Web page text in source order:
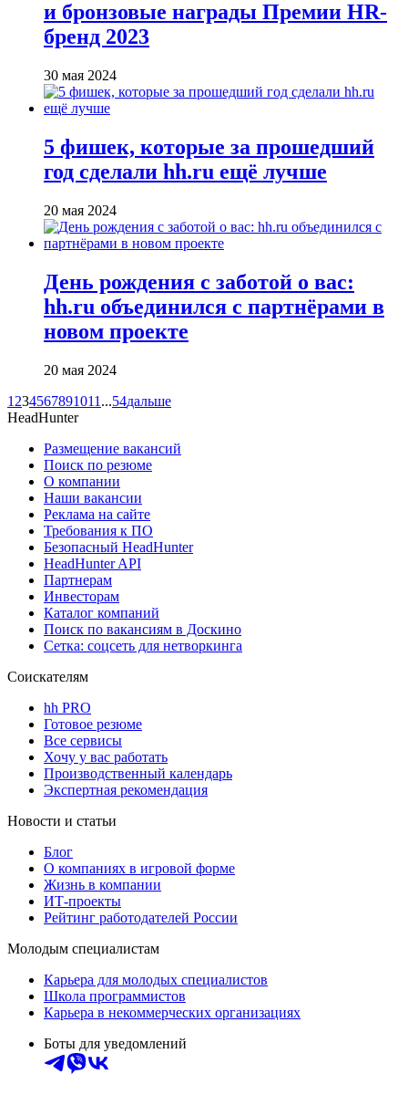
и бронзовые награды Премии HR-
бренд 2023
30 мая 2024
5 фишек, которые за прошедший
год сделали hh.ru ещё лучше
20 мая 2024
День рождения с заботой о вас:
hh.ru объединился с партнёрами в
новом проекте
20 мая 2024
1 234567891011 ...54дальше
HeadHunter
Размещение вакансий
Поиск по резюме
О компании
Наши вакансии
Реклама на сайте
Требования к ПО
Безопасный HeadHunter
HeadHunter API
Партнерам
Инвесторам
Каталог компаний
Поиск по вакансиям в Доскино
Сетка: соцсеть для нетворкинга
Соискателям
hh PRO
Готовое резюме
Все сервисы
Хочу у вас работать
Производственный календарь
Экспертная рекомендация
Новости и статьи
Блог
О компаниях в игровой форме
Жизнь в компании
ИТ-проекты
Рейтинг работодателей России
Молодым специалистам
Карьера для молодых специалистов
Школа программистов
Карьера в некоммерческих организациях
Боты для уведомлений